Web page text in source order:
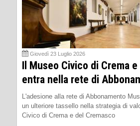
Giovedì 23 Luglio 2026
Il Museo Civico di Crema
entra nella rete di
L'adesione alla rete di Abbonamento
un ulteriore tassello nella strategia di
Civico di Crema e del Cremasco